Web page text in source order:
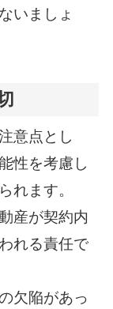
いましょ
意点とし
性を考慮し
れます。
産が契約内
れる責任で
欠陥があっ